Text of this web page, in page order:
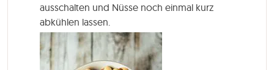
ausschalten und Nüsse noch einmal kurz
abkühlen lassen.